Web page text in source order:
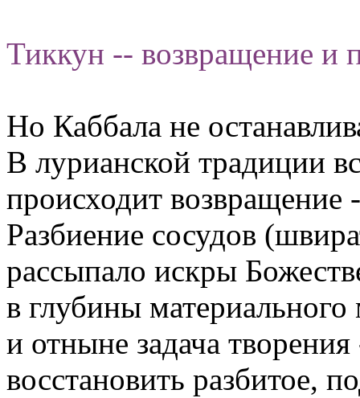
Тиккун -- возвращение и
Но Каббала не
В лурианской традиции
происходит возвращение
Разбиение сосудов
рассыпало искры
в глубины
и отныне задача
восстановить разбитое,